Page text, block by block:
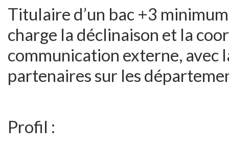
Titulaire d’un bac +3
charge la déclinaison et la
communication externe, avec
partenaires sur les
Profil :